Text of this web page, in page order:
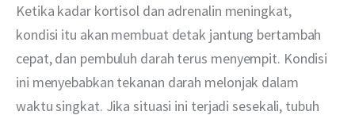
Ketika kadar kortisol dan adrenalin meningkat,
kondisi itu akan membuat detak jantung bertambah
cepat, dan pembuluh darah terus menyempit. Kondisi
ini menyebabkan tekanan darah melonjak dalam
waktu singkat. Jika situasi ini terjadi sesekali, tubuh